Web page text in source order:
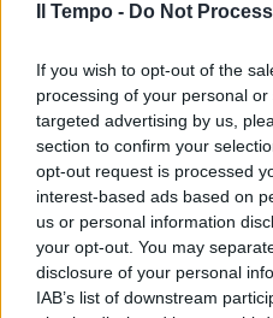
Il Tempo - Do Not
If you wish to opt-out of the
processing of your personal
targeted advertising by us,
section to confirm your
opt-out request is processed
interest-based ads based on
us or personal information
your opt-out. You may
disclosure of your personal
IAB’s list of downstream